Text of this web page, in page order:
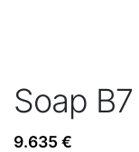
Soap
9.635 €